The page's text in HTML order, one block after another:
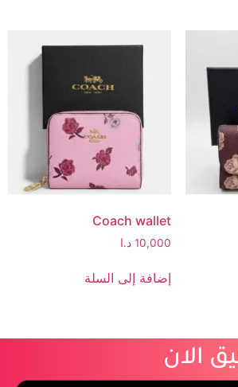
Coach wallet
10,000 د.ا
إضافة إلى السلة
الان